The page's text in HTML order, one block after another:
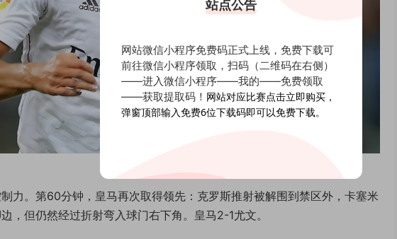
力。第60分钟，皇马再次取得领先：克罗斯推射被解围到禁区外，卡塞米
，但仍然经过折射弯入球门右下角。皇马2-1尤文。
站点公告
网站微信小程序免费码正式上线，免费下载可
前往微信小程序领取，扫码（二维码在右侧）
——进入微信小程序——我的——免费领取
——获取提取码！ 网站对应比赛点击立即购买，
弹窗顶部输入免费6位下载码即可以免费下载。